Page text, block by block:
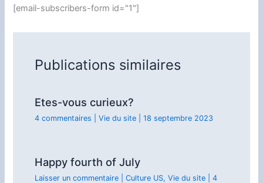
[email-subscribers-form id="1"]
Publications similaires
Etes-vous curieux?
4 commentaires Vie du site| 18 septembre 2023
Happy fourth of July
Laisser un commentaire Culture US, Vie du site| 4